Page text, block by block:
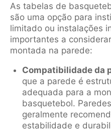
As tabelas de
são uma opção para
limitado ou instalações
importantes a
montada na parede:
Compatibilidade da
que a parede é
adequada para a
basquetebol.
geralmente
estabilidade e